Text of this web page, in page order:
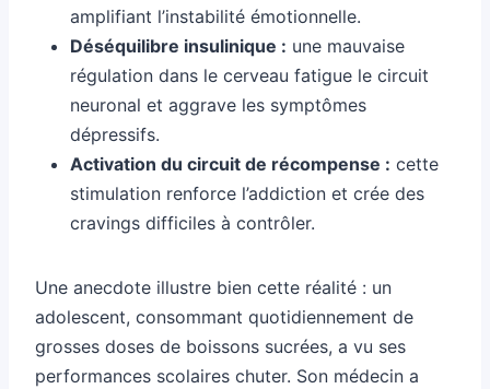
amplifiant l’instabilité émotionnelle.
Déséquilibre insulinique : une mauvaise
régulation dans le cerveau fatigue le circuit
neuronal et aggrave les symptômes
dépressifs.
Activation du circuit de récompense : cette
stimulation renforce l’addiction et crée des
cravings difficiles à contrôler.
Une anecdote illustre bien cette réalité : un
adolescent, consommant quotidiennement de
grosses doses de boissons sucrées, a vu ses
performances scolaires chuter. Son médecin a